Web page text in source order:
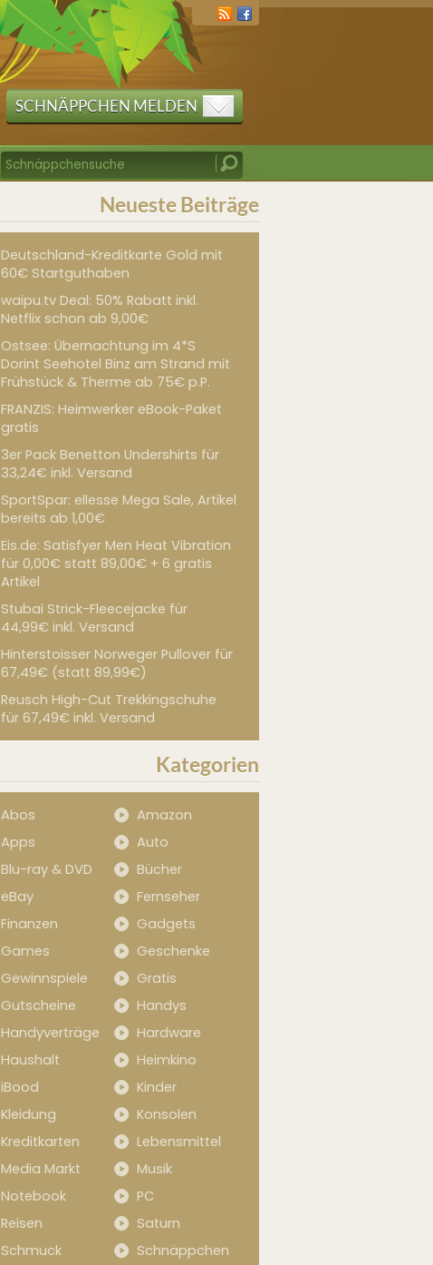
SCHNÄPPCHEN MELDEN
Neueste Beiträge
Deutschland-Kreditkarte Gold mit
60€ Startguthaben
waipu.tv Deal: 50% Rabatt inkl.
Netflix schon ab 9,00€
Ostsee: Übernachtung im 4*S
Dorint Seehotel Binz am Strand mit
Frühstück & Therme ab 75€ p.P.
FRANZIS: Heimwerker eBook-Paket
gratis
3er Pack Benetton Undershirts für
33,24€ inkl. Versand
SportSpar: ellesse Mega Sale, Artikel
bereits ab 1,00€
Eis.de: Satisfyer Men Heat Vibration
für 0,00€ statt 89,00€ + 6 gratis
Artikel
Stubai Strick-Fleecejacke für
44,99€ inkl. Versand
Hinterstoisser Norweger Pullover für
67,49€ (statt 89,99€)
Reusch High-Cut Trekkingschuhe
für 67,49€ inkl. Versand
Kategorien
Abos
Amazon
Apps
Auto
Blu-ray & DVD
Bücher
eBay
Fernseher
Finanzen
Gadgets
Games
Geschenke
Gewinnspiele
Gratis
Gutscheine
Handys
Handyverträge
Hardware
Haushalt
Heimkino
iBood
Kinder
Kleidung
Konsolen
Kreditkarten
Lebensmittel
Media Markt
Musik
Notebook
PC
Reisen
Saturn
Schmuck
Schnäppchen